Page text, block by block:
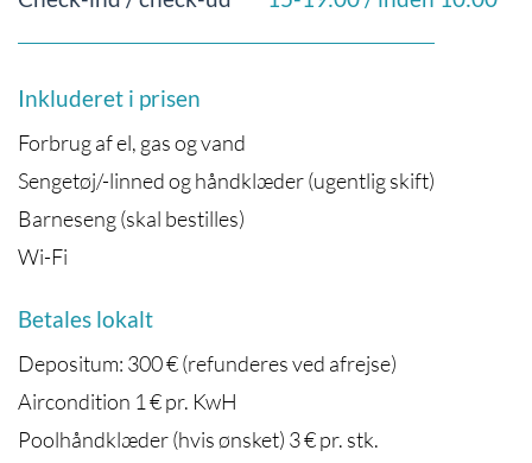
Inkluderet i prisen
Forbrug af el, gas og vand
Sengetøj/-linned og håndklæder (ugentlig skift)
Barneseng (skal bestilles)
Wi-Fi
Betales lokalt
Depositum: 300 € (refunderes ved afrejse)
Aircondition 1 € pr. KwH
Poolhåndklæder (hvis ønsket) 3 € pr. stk.